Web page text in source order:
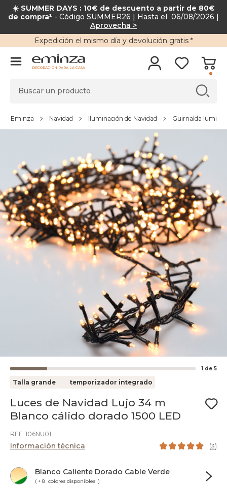
☀️ SUMMER DAYS : 10€ de descuento a partir de 80€
de compra¹ - Código SUMMER26 | Hasta el 06/08/2026 |
Aprovecha >
Expedición el mismo día y devolución gratis*
DECORACIÓN PARA LA CASA
Eminza Navidad Iluminación de Navidad Guirnalda
1 de 5
Talla grande temporizador integrado
Luces de Navidad Lujo 34 m
Blanco cálido dorado 1500 LED
REF. 106NU01
Información técnica (3)
Blanco Caliente Dorado Cable Verde
( + 8 colores disponibles )